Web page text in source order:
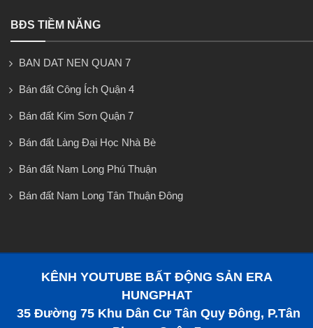
BĐS TIỀM NĂNG
BAN DAT NEN QUAN 7
Bán đất Công Ích Quận 4
Bán đất Kim Sơn Quận 7
Bán đất Làng Đại Học Nhà Bè
Bán đất Nam Long Phú Thuận
Bán đất Nam Long Tân Thuận Đông
KÊNH YOUTUBE BẤT ĐỘNG SẢN ERA
HUNGPHAT
35 Đường 75 Khu Dân Cư Tân Quy Đông, P.Tân